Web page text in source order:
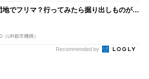
地でフリマ？行ってみたら掘り出しものが…
（UR都市機構）
Recommended by